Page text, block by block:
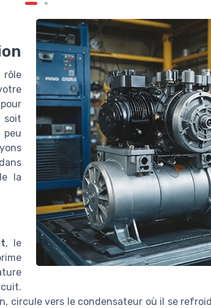
rôle
soit
la
, le
circule vers le condensateur où il se